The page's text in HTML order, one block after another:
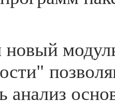
новый
анализ